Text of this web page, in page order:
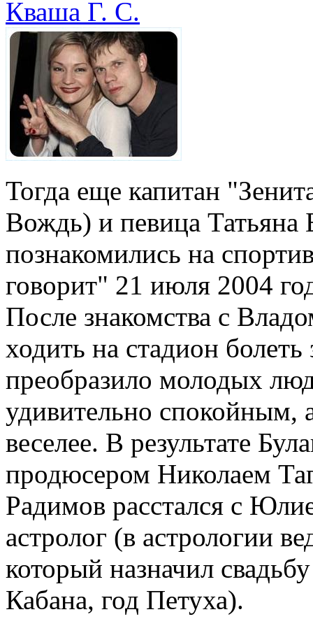
Кваша Г. С.
Тогда еще капитан
Вождь) и певица Татьяна
познакомились на
говорит" 21 июля 2004
После знакомства с
ходить на стадион
преобразило молодых
удивительно спокойным,
веселее. В результате
продюсером Николаем
Радимов расстался с
астролог (в астрологии
который назначил
Кабана, год Петуха).